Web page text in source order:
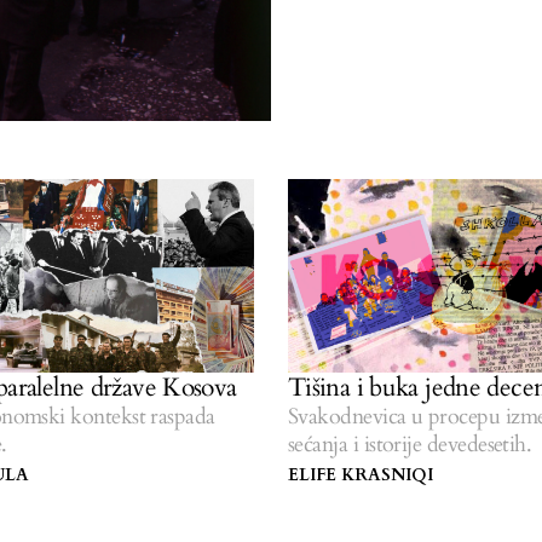
države Kosova
kontekst raspada
Tišina i buka jedne
Svakodnevica u procepu
sećanja i istorije devedesetih.
ELIFE KRASNIQI